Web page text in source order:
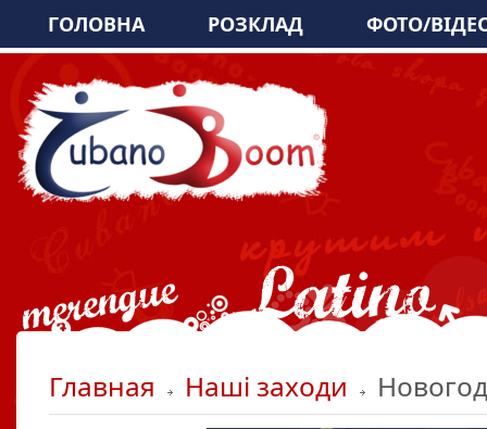
ГОЛОВНА РОЗКЛАД ФОТО/
Главная Наші заходи